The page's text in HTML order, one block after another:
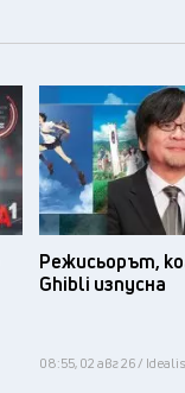
Режисьорът,
Ghibli изпусна
08:55, 02 авг 26 /